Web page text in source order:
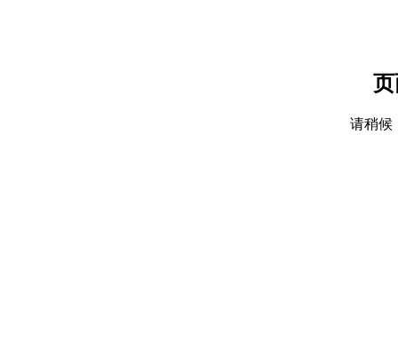
请稍候